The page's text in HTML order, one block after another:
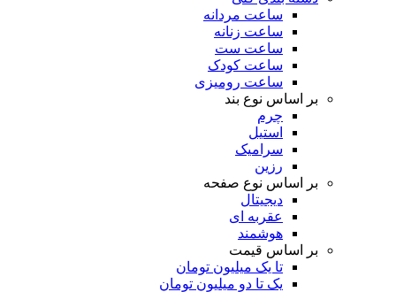
ساعت مردانه
ساعت زنانه
ساعت ست
ساعت کودک
ساعت رومیزی
بر اساس نوع بند
چرم
استیل
سرامیک
رزین
بر اساس نوع صفحه
دیجیتال
عقربه ای
هوشمند
بر اساس قیمت
تا یک میلیون تومان
یک تا دو میلیون تومان